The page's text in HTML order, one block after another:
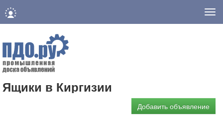
Ящики в Киргизии
Добавить объявление